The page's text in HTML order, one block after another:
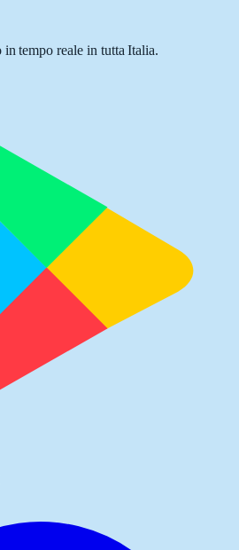
tempo reale in tutta Italia.